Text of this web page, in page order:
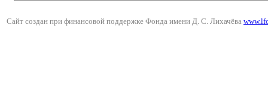
Сайт создан при финансовой поддержке Фонда имени Д. С. Лихачёва